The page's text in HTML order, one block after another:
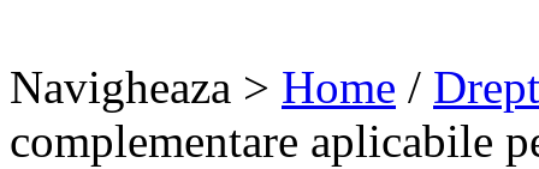
Navigheaza > Home /
complementare aplicabile